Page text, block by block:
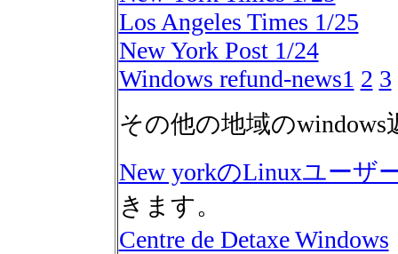
Los Angeles Times 1/25
New York Post 1/24
Windows refund-news1 2 3
その他の地域のwindows
New yorkのLinuxユーザ
きます。
Centre de Detaxe Windows